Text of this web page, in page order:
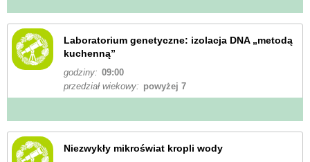
Laboratorium genetyczne: izolacja DNA „metodą
kuchenną”
godziny: 09:00
przedział wiekowy: powyżej 7
Niezwykły mikroświat kropli wody